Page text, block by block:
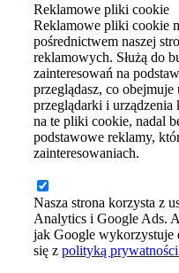
Reklamowe pliki cookie
Reklamowe pliki cookie
pośrednictwem naszej
reklamowych. Służą do
zainteresowań na
przeglądasz, co
przeglądarki i
na te pliki cookie, nadal
podstawowe reklamy,
zainteresowaniach.
Nasza strona korzysta z
Analytics i Google Ads.
jak Google wykorzystuje
się z polityką